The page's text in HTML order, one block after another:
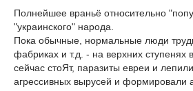
Полнейшее враньё относительно
"украинского" народа.
Пока обычные, нормальные люди
фабриках и т.д. - на верхних ступенях
сейчас стоЯт, паразиты евреи и
агрессивных вырусей и формировали